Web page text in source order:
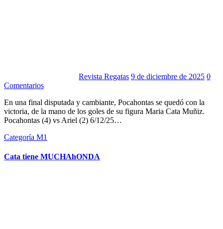
Revista Regatas 9 de diciembre de 2025 0
Comentarios
En una final disputada y cambiante, Pocahontas se quedó con la
victoria, de la mano de los goles de su figura Maria Cata Muñiz.
Pocahontas (4) vs Ariel (2) 6/12/25…
Categoría M1
Cata tiene MUCHAhONDA